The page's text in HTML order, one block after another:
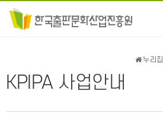
KPIPA 사업안내
누리집